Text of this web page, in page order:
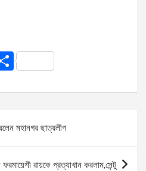
S
ar
মহানগর ছাত্রলীগ
রায়কে প্রত্যাখান করলাম,সেন্টু